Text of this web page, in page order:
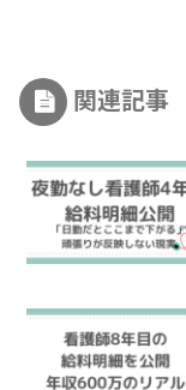
関連記事